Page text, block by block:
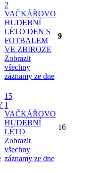
2
VAČKÁŘOVO
HUDEBNÍ
LÉTO DEN S
FOTBALEM
VE ZBIROZE
Zobrazit
všechny
záznamy ze dne
9
15
1
VAČKÁŘOVO
HUDEBNÍ
LÉTO
Zobrazit
všechny
záznamy ze dne
16